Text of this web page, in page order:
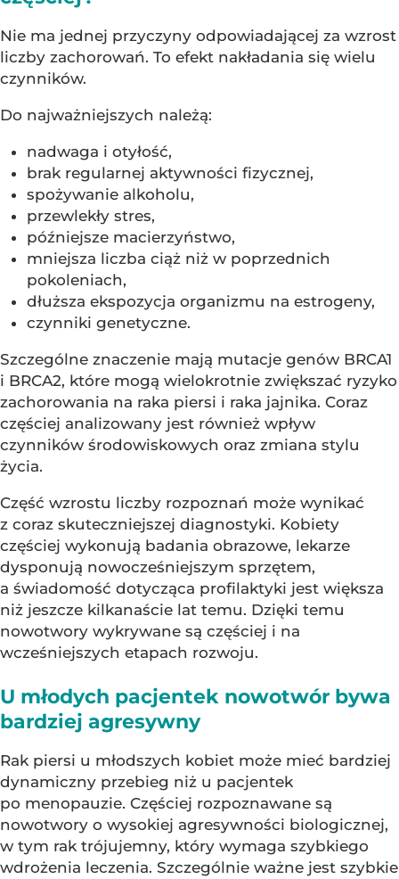
Nie ma jednej przyczyny odpowiadającej za wzrost
liczby zachorowań. To efekt nakładania się wielu
czynników.
Do najważniejszych należą:
nadwaga i otyłość,
brak regularnej aktywności fizycznej,
spożywanie alkoholu,
przewlekły stres,
późniejsze macierzyństwo,
mniejsza liczba ciąż niż w poprzednich
pokoleniach,
dłuższa ekspozycja organizmu na estrogeny,
czynniki genetyczne.
Szczególne znaczenie mają mutacje genów BRCA1
i BRCA2, które mogą wielokrotnie zwiększać ryzyko
zachorowania na raka piersi i raka jajnika. Coraz
częściej analizowany jest również wpływ
czynników środowiskowych oraz zmiana stylu
życia.
Część wzrostu liczby rozpoznań może wynikać
z coraz skuteczniejszej diagnostyki. Kobiety
częściej wykonują badania obrazowe, lekarze
dysponują nowocześniejszym sprzętem,
a świadomość dotycząca profilaktyki jest większa
niż jeszcze kilkanaście lat temu. Dzięki temu
nowotwory wykrywane są częściej i na
wcześniejszych etapach rozwoju.
U młodych pacjentek nowotwór bywa
bardziej agresywny
Rak piersi u młodszych kobiet może mieć bardziej
dynamiczny przebieg niż u pacjentek
po menopauzie. Częściej rozpoznawane są
nowotwory o wysokiej agresywności biologicznej,
w tym rak trójujemny, który wymaga szybkiego
wdrożenia leczenia. Szczególnie ważne jest szybkie